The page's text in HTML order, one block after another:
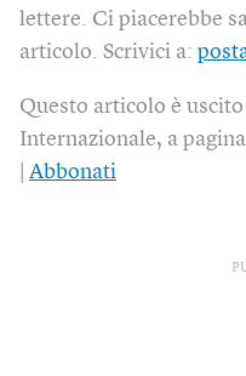
lettere. Ci piacerebbe
articolo. Scrivici a:
Questo articolo è
Internazionale, a
Abbonati